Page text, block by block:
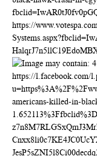
https://
https://l.facebook.com/
americans-killed-in-